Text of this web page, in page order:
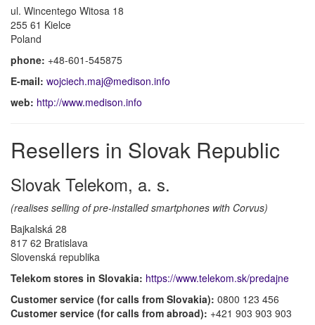
ul. Wincentego Witosa 18
255 61 Kielce
Poland
phone: +48-601-545875
E-mail: wojciech.maj@medison.info
web: http://www.medison.info
Resellers in Slovak Republic
Slovak Telekom, a. s.
(realises selling of pre-installed smartphones with Corvus)
Bajkalská 28
817 62 Bratislava
Slovenská republika
Telekom stores in Slovakia: https://www.telekom.sk/predajne
Customer service (for calls from Slovakia): 0800 123 456
Customer service (for calls from abroad): +421 903 903 903